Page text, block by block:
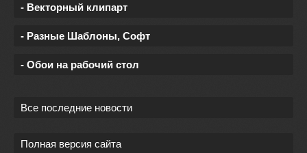
- Векторный клипарт
- Разные Шаблоны, Софт
- Обои на рабочий стол
Все последние новости
Полная версия сайта